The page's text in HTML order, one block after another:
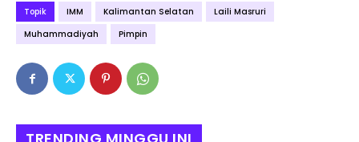
Topik IMM Kalimantan Selatan
Laili Masruri
Muhammadiyah
Pimpin